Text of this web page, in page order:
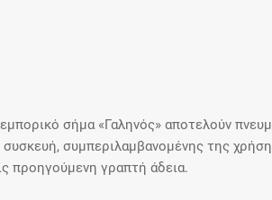
σήμα «Γαληνός» αποτελούν
συμπεριλαμβανομένης της
προηγούμενη γραπτή άδεια.